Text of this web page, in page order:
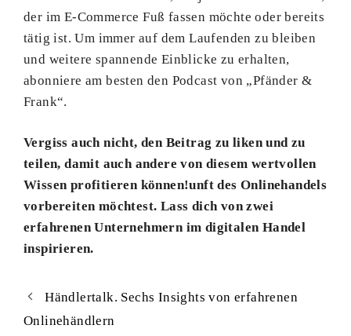
der im E-Commerce Fuß fassen möchte oder bereits
tätig ist. Um immer auf dem Laufenden zu bleiben
und weitere spannende Einblicke zu erhalten,
abonniere am besten den Podcast von „Pfänder &
Frank“.
Vergiss auch nicht, den Beitrag zu liken und zu
teilen, damit auch andere von diesem wertvollen
Wissen profitieren können!unft des Onlinehandels
vorbereiten möchtest. Lass dich von zwei
erfahrenen Unternehmern im digitalen Handel
inspirieren.
Händlertalk. Sechs Insights von erfahrenen
Onlinehändlern